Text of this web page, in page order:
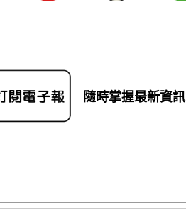
隨時掌握最新資訊